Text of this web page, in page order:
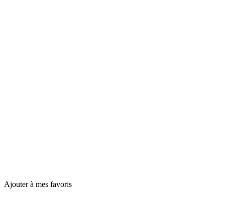
Ajouter à mes favoris